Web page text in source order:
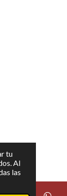
tu
Al
las